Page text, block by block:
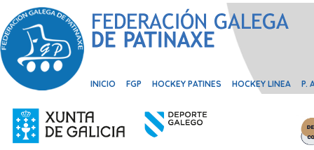
INICIO FGP HOCKEY PATINES HOCKEY LINEA P.